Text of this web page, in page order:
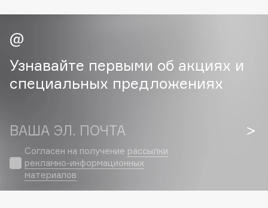
C
Cadence
Carbon Theory
Carolina Herrera
Catrice
Celimax
Узнавайте первыми об акциях и
специальных предложениях
ВАША ЭЛ. ПОЧТА
Согласен на получение рассылки
рекламно-информационных
материалов